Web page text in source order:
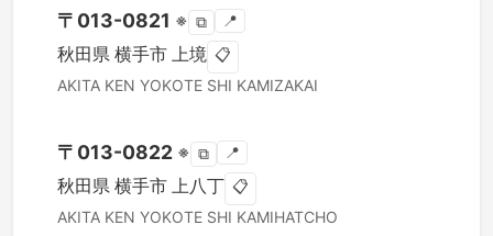
〒 013-0821 ※ ⧉ 📍
秋田県 横手市 上境 📋
AKITA KEN YOKOTE SHI KAMIZAKAI
〒 013-0822 ※ ⧉ 📍
秋田県 横手市 上八丁 📋
AKITA KEN YOKOTE SHI KAMIHATCHO